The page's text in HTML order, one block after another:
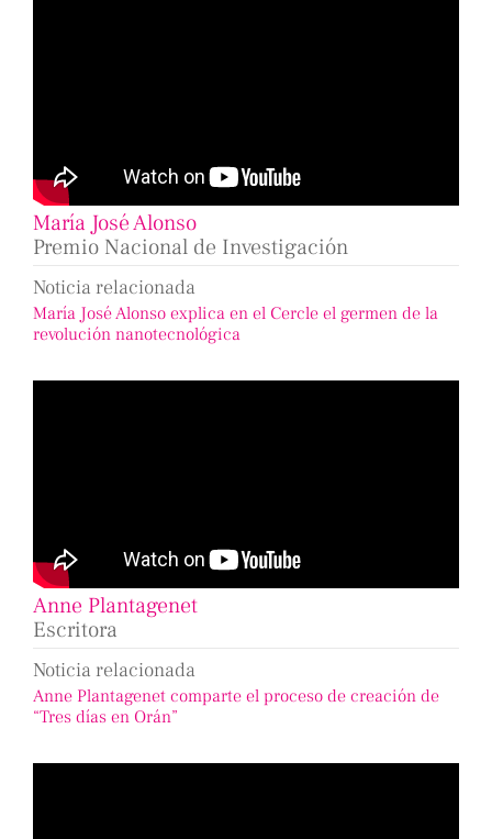
María José Alonso
Premio Nacional de Investigación
Noticia relacionada
María José Alonso explica en el Cercle el germen de la
revolución nanotecnológica
Anne Plantagenet
Escritora
Noticia relacionada
Anne Plantagenet comparte el proceso de creación de
“Tres días en Orán”